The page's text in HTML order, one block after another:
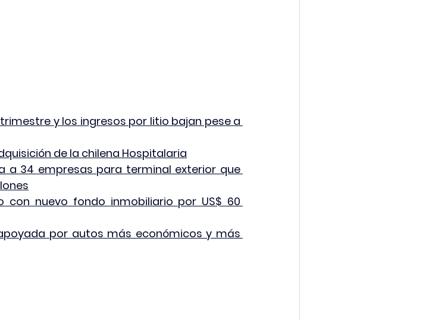
y los ingresos por litio bajan pese a
de la chilena Hospitalaria
a 34 empresas para terminal exterior que
con nuevo fondo inmobiliario por US$ 60
por autos más económicos y más